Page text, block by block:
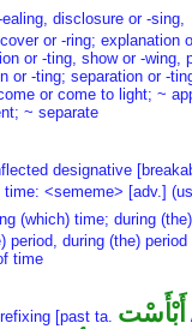
disclosure or -sing,
or -ring; explanation
or -ting, show or -wing,
or -ting; separation or -
or come to light; ~
~ separate
designative
<sememe> [adv.]
(which) time; during (the)
period, during (the)
time
[past ta. أَبْأَسْت